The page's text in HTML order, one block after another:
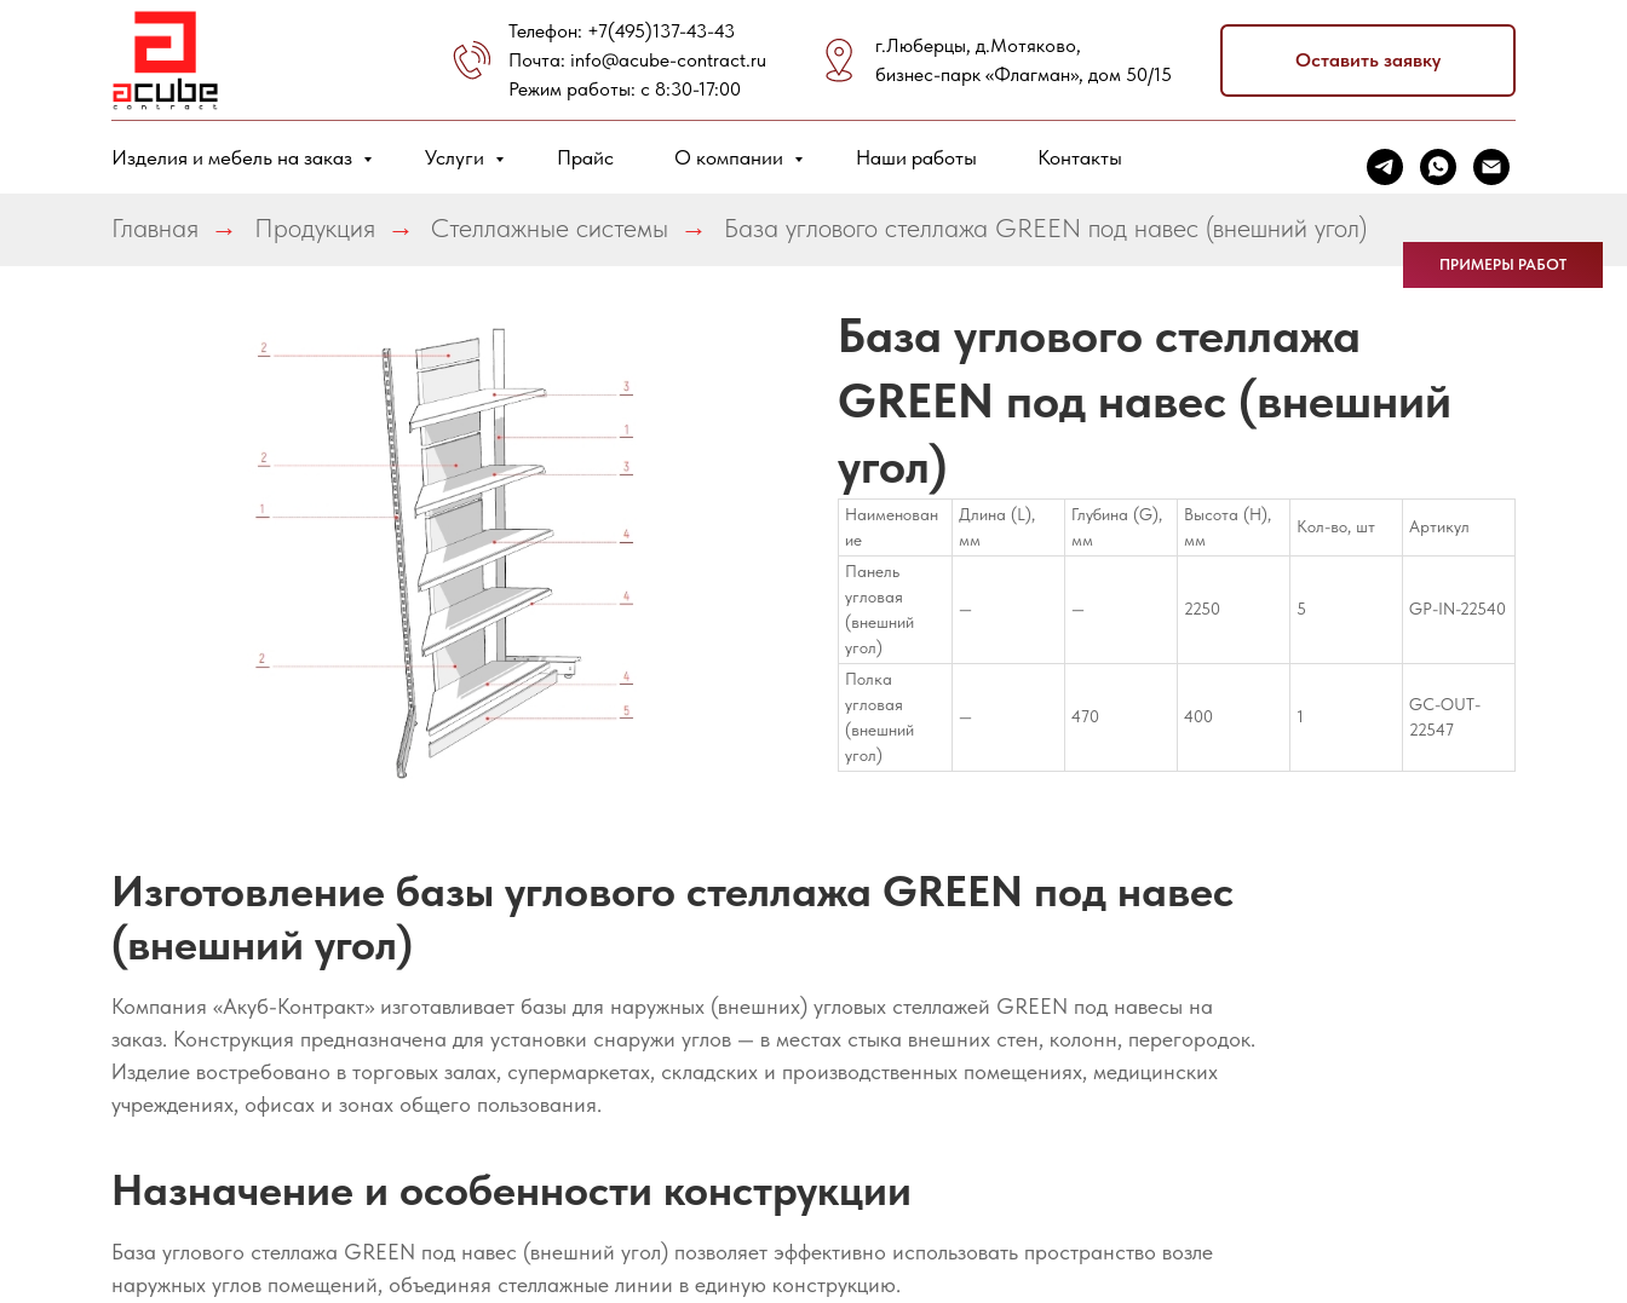
Телефон: +7(495)137-43-43
Почта: info@acube-contract.ru
Режим работы: с 8:30-17:00
г.Люберцы, д.Мотяково,
бизнес-парк «Флагман», дом 50/15
Оставить заявку
Изделия и мебель на заказ Услуги Прайс О компании Наши работы Контакты
Главная → Продукция → Стеллажные системы → База углового стеллажа GREEN под навес (внешний угол)
База углового стеллажа
GREEN под навес (внешний
угол)
Наименован
ие
Длина (L),
мм
Глубина (G),
мм
Высота (H),
мм
Кол-во, шт Артикул
Панель
угловая
(внешний
угол)
— — 2250 5 GP-IN-22540
Полка
угловая
(внешний
угол)
— 470 400 1
GC-OUT-
22547
Изготовление базы углового стеллажа GREEN под навес
(внешний угол)
Компания «Акуб-Контракт» изготавливает базы для наружных (внешних) угловых стеллажей GREEN под навесы на
заказ. Конструкция предназначена для установки снаружи углов — в местах стыка внешних стен, колонн, перегородок.
Изделие востребовано в торговых залах, супермаркетах, складских и производственных помещениях, медицинских
учреждениях, офисах и зонах общего пользования.
Назначение и особенности конструкции
База углового стеллажа GREEN под навес (внешний угол) позволяет эффективно использовать пространство возле
наружных углов помещений, объединяя стеллажные линии в единую конструкцию.
ПРИМЕРЫ РАБОТ